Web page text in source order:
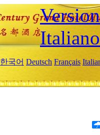
Italiano
한국어 Deutsch Français